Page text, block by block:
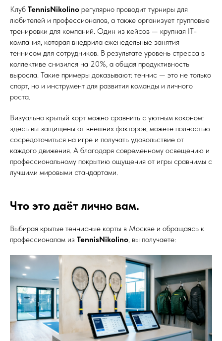
Клуб TennisNikolino регулярно проводит турниры для
любителей и профессионалов, а также организует групповые
тренировки для компаний. Один из кейсов — крупная IT-
компания, которая внедрила еженедельные занятия
теннисом для сотрудников. В результате уровень стресса в
коллективе снизился на 20%, а общая продуктивность
выросла. Такие примеры доказывают: теннис — это не только
спорт, но и инструмент для развития команды и личного
роста.
Визуально крытый корт можно сравнить с уютным коконом:
здесь вы защищены от внешних факторов, можете полностью
сосредоточиться на игре и получать удовольствие от
каждого движения. А благодаря современному освещению и
профессиональному покрытию ощущения от игры сравнимы с
лучшими мировыми стандартами.
Что это даёт лично вам.
Выбирая крытые теннисные корты в Москве и обращаясь к
профессионалам из TennisNikolino , вы получаете: